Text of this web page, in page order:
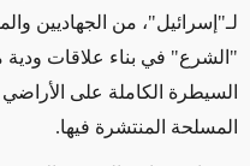
لـ"إسرائيل"، من الجهاديين
"الشرع" في بناء علاقات ودية
السيطرة الكاملة على
المسلحة المنتشرة فيها.